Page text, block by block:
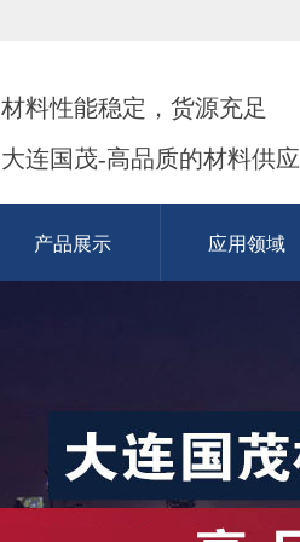
材料性能稳定，货源充足
大连国茂-高品质的材料供应
产品展示 应用领域